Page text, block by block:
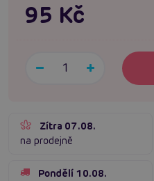
95 Kč
Zítra 07.08.
na prodejně
Pondělí 10.08.